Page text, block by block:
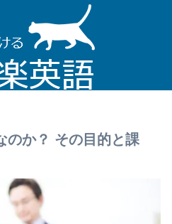
のか？ その目的と課